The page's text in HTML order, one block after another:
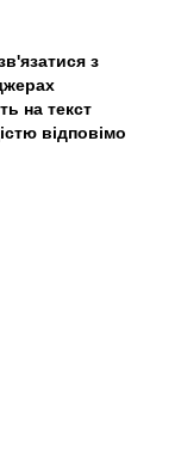
з
на текст
відповімо